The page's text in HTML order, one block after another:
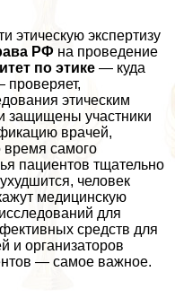
этическую экспертизу
РФ на проведение
по этике — куда
проверяет,
этическим
защищены участники
врачей,
время самого
пациентов тщательно
человек
медицинскую
для
средств для
и организаторов
— самое важное.